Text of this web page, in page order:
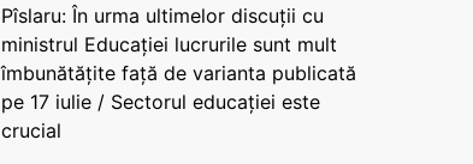
Pîslaru: În urma ultimelor discuții cu
ministrul Educației lucrurile sunt mult
îmbunătățite față de varianta publicată
pe 17 iulie / Sectorul educației este
crucial